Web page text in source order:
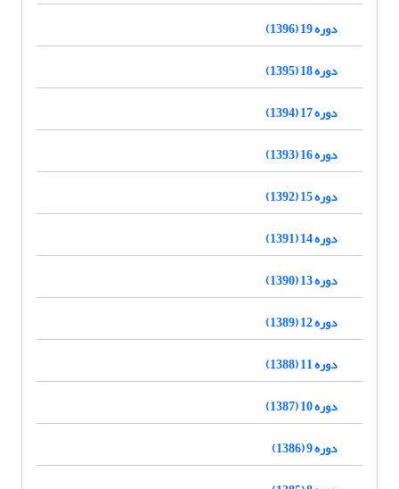
دوره 19 (1396)
دوره 18 (1395)
دوره 17 (1394)
دوره 16 (1393)
دوره 15 (1392)
دوره 14 (1391)
دوره 13 (1390)
دوره 12 (1389)
دوره 11 (1388)
دوره 10 (1387)
دوره 9 (1386)